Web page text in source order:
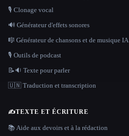
🎙️ Clonage vocal
🔊 Générateur d'effets sonores
🎼 Générateur de chansons et de musique IA
🎙️ Outils de podcast
📝🔉 Texte pour parler
🇺🇳 Traduction et transcription
✍️TEXTE ET ÉCRITURE
📚 Aide aux devoirs et à la rédaction